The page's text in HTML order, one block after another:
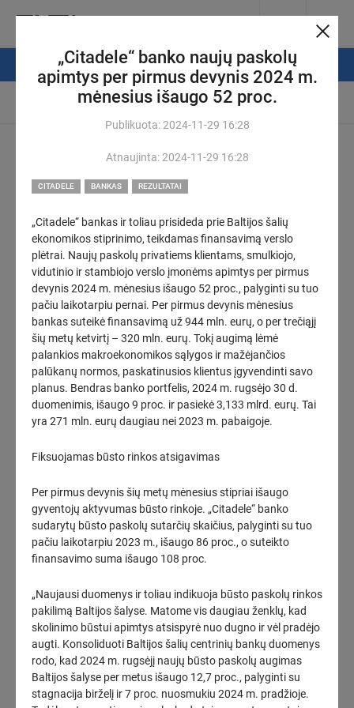
NAUJIENŲ FILTRAS
Automatinis atsinaujinimas
(2)
2026-08-0812:18
Vilniaus meru
2026-08-07 19:00
„Energesman“: Sutartis dar nenutraukta – teismus klaidina
šališki Vilniaus ekstremalių situacijų centro sprendimai
2026-08-0717:48
Pirmąjį 2026 m. pusmetį „Amber Grid“ pajamos augo 41 proc.,
grynasis pelnas – daugiau nei 6 kartus
2026-08-0716:18
„Litgrid“ pirmojo pusmečio rezultatai: stiprinama elektros
perdavimo sistema augančiai vietinei generacijai
2026-08-07 16:16
VAATC oficialiai susigrąžina Vilniaus MBA gamyklos teritorijos
valdymą
2026-08-0715:52
dirbome nuostolingai, ką gali „išvesti“ iš minuso?
(1)
2026-08-07 15:34
Seimo nario S. Čaplinsko pranešimas: „Kodėl šeimos gydytojas
yra svarbiausia Lietuvos sveikatos sistemos grandis? Kodėl
Lietuvos sveikatos sistemoje taip sunku ką nors pakeisti VII
dalis“
(3)
„Citadele“ banko naujų paskolų
apimtys per pirmus devynis 2024 m.
mėnesius išaugo 52 proc.
Publikuota:2024-11-29 16:28
Atnaujinta:2024-11-29 16:28
CITADELE BANKAS REZULTATAI
„Citadele“ bankas ir toliau prisideda prie Baltijos šalių
ekonomikos stiprinimo, teikdamas finansavimą verslo
plėtrai. Naujų paskolų privatiems klientams, smulkiojo,
vidutinio ir stambiojo verslo įmonėms apimtys per pirmus
devynis 2024 m. mėnesius išaugo 52 proc., palyginti su tuo
pačiu laikotarpiu pernai. Per pirmus devynis mėnesius
bankas suteikė finansavimą už 944 mln. eurų, o per trečiąjį
šių metų ketvirtį – 320 mln. eurų. Tokį augimą lėmė
palankios makroekonomikos sąlygos ir mažėjančios
palūkanų normos, paskatinusios klientus įgyvendinti savo
planus. Bendras banko portfelis, 2024 m. rugsėjo 30 d.
duomenimis, išaugo 9 proc. ir pasiekė 3,133 mlrd. eurų. Tai
yra 271 mln. eurų daugiau nei 2023 m. pabaigoje.
Fiksuojamas būsto rinkos atsigavimas
Per pirmus devynis šių metų mėnesius stipriai išaugo
gyventojų aktyvumas būsto rinkoje. „Citadele“ banko
sudarytų būsto paskolų sutarčių skaičius, palyginti su tuo
pačiu laikotarpiu 2023 m., išaugo 86 proc., o suteikto
finansavimo suma išaugo 108 proc.
„Naujausi duomenys ir toliau indikuoja būsto paskolų rinkos
pakilimą Baltijos šalyse. Matome vis daugiau ženklų, kad
skolinimo būstui apimtys atsispyrė nuo dugno ir vėl pradėjo
augti. Konsoliduoti Baltijos šalių centrinių bankų duomenys
rodo, kad 2024 m. rugsėjį naujų būsto paskolų augimas
Baltijos šalyse per metus išaugo 12,7 proc., palyginti su
stagnacija birželį ir 7 proc. nuosmukiu 2024 m. pradžioje.